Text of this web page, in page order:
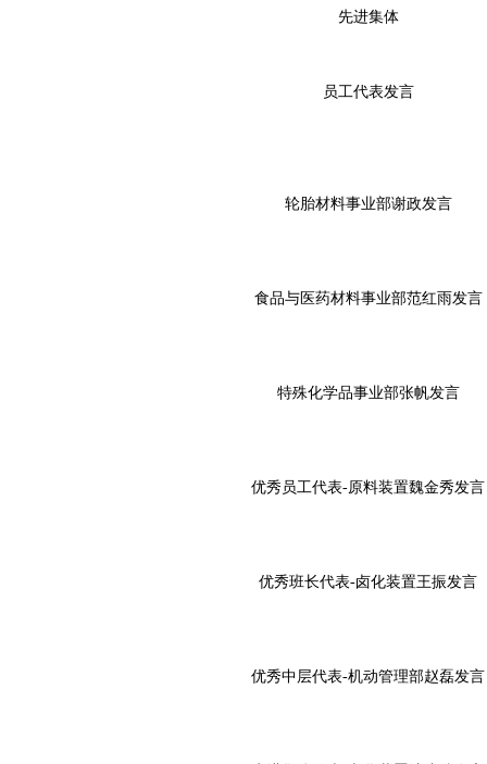
先进集体
员工代表发言
轮胎材料事业部谢政发言
食品与医药材料事业部范红雨发言
特殊化学品事业部张帆发言
优秀员工代表-原料装置魏金秀发言
优秀班长代表-卤化装置王振发言
优秀中层代表-机动管理部赵磊发言